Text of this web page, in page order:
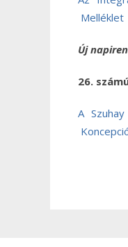
Melléklet
Új
26.
A